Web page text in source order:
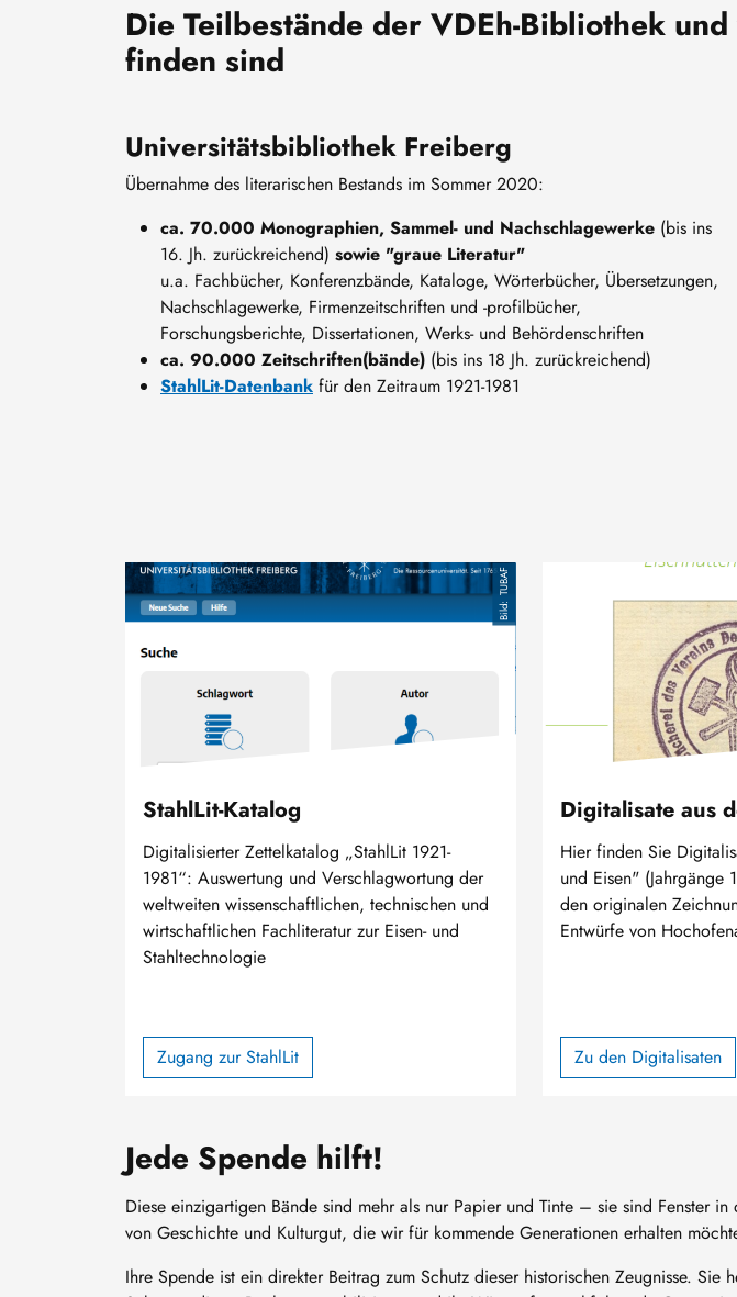
Die Teilbestände der VDEh-Bibliothek
finden sind
Universitätsbibliothek Freiberg
Übernahme des literarischen Bestands im Sommer 2020:
ca. 70.000 Monographien, Sammel- und Nachschlagewerke (bis ins
16. Jh. zurückreichend) sowie "graue Literatur"
u.a. Fachbücher, Konferenzbände, Kataloge, Wörterbücher, Übersetzungen,
Nachschlagewerke, Firmenzeitschriften und -profilbücher,
Forschungsberichte, Dissertationen, Werks- und Behördenschriften
ca. 90.000 Zeitschriften(bände) (bis ins 18 Jh. zurückreichend)
StahlLit-Datenbank für den Zeitraum 1921-1981
Bild TUBAF
StahlLit-Katalog
Digitalisierter Zettelkatalog „StahlLit 1921-
1981“: Auswertung und Verschlagwortung der
weltweiten wissenschaftlichen, technischen und
wirtschaftlichen Fachliteratur zur Eisen- und
Stahltechnologie
Zugang zur StahlLit
Digitalisate aus
Hier finden Sie
und Eisen" (Jahrgänge
den originalen
Entwürfe von
Zu den Digitalisaten
Jede Spende hilft!
Diese einzigartigen Bände sind mehr als nur Papier und Tinte – sie sind Fenster
von Geschichte und Kulturgut, die wir für kommende Generationen erhalten
Ihre Spende ist ein direkter Beitrag zum Schutz dieser historischen Zeugnisse. Sie